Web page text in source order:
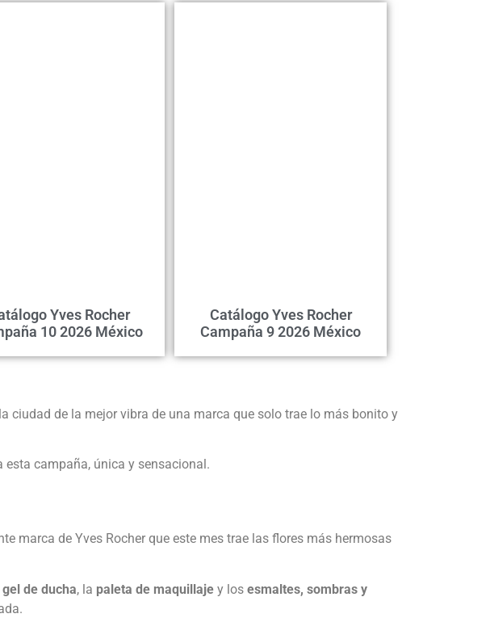
Yves Rocher
10 2026 México
Catálogo Yves Rocher
Campaña 9 2026 México
ciudad de la mejor vibra de una marca que solo trae lo más bonito y
esta campaña, única y sensacional.
marca de Yves Rocher que este mes trae las flores más hermosas
de ducha, la paleta de maquillaje y los esmaltes, sombras y